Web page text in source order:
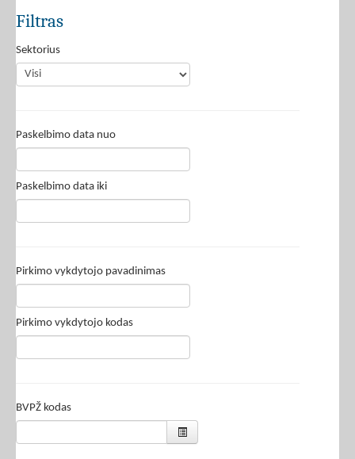
Filtras
Sektorius
Paskelbimo data nuo
Paskelbimo data iki
Pirkimo vykdytojo pavadinimas
Pirkimo vykdytojo kodas
BVPŽ kodas